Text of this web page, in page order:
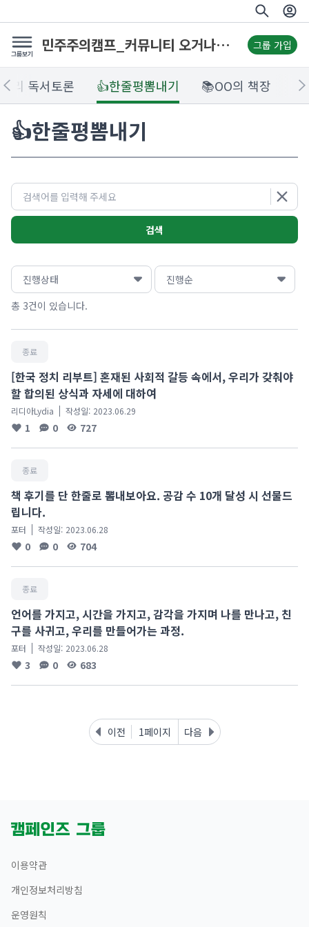
민주주의캠프_커뮤니티 오거나이징 실습공간 그룹 가입
리 독서토론 👍한줄평뽐내기 📚OO의 책장
👍한줄평뽐내기
검색
총 3건이 있습니다.
종료
[한국 정치 리부트] 혼재된 사회적 갈등 속에서, 우리가 갖춰야
할 합의된 상식과 자세에 대하여
리디아Lydia 작성일: 2023.06.29
1 0 727
종료
책 후기를 단 한줄로 뽐내보아요. 공감 수 10개 달성 시 선물드
립니다.
포터 작성일: 2023.06.28
0 0 704
종료
언어를 가지고, 시간을 가지고, 감각을 가지며 나를 만나고, 친
구를 사귀고, 우리를 만들어가는 과정.
포터 작성일: 2023.06.28
3 0 683
이전 1페이지 다음
이용약관
개인정보처리방침
운영원칙